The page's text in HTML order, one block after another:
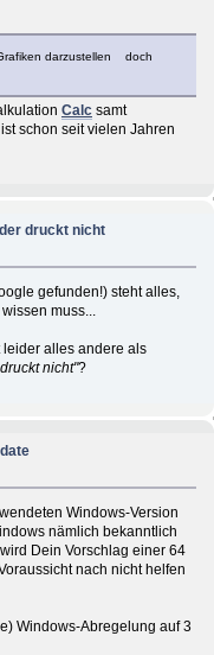
darzustellen doch
Calcsamt
schon seit vielen Jahren
druckt nicht
gefunden!) steht alles,
muss...
alles andere als
nicht"?
Windows-Version
nämlich bekanntlich
Dein Vorschlag einer 64
nach nicht helfen
Windows-Abregelung auf 3